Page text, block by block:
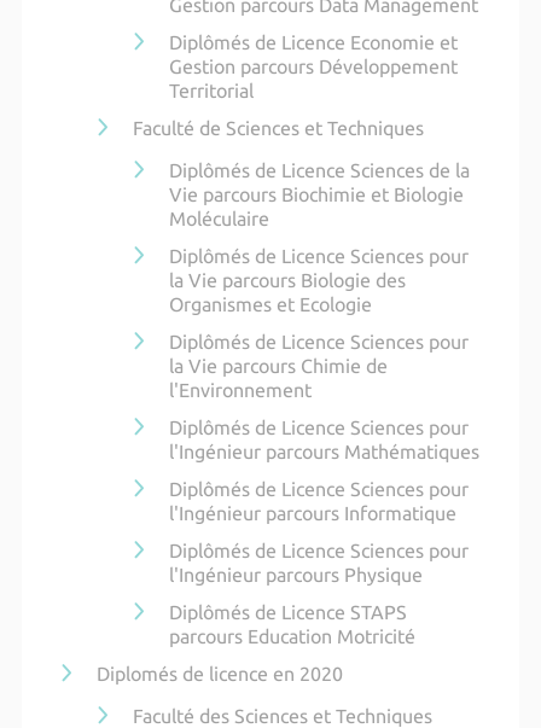
Gestion parcours Data Management
Diplômés de Licence Economie et
Gestion parcours Développement
Territorial
Faculté de Sciences et Techniques
Diplômés de Licence Sciences de la
Vie parcours Biochimie et Biologie
Moléculaire
Diplômés de Licence Sciences pour
la Vie parcours Biologie des
Organismes et Ecologie
Diplômés de Licence Sciences pour
la Vie parcours Chimie de
l'Environnement
Diplômés de Licence Sciences pour
l'Ingénieur parcours Mathématiques
Diplômés de Licence Sciences pour
l'Ingénieur parcours Informatique
Diplômés de Licence Sciences pour
l'Ingénieur parcours Physique
Diplômés de Licence STAPS
parcours Education Motricité
Diplomés de licence en 2020
Faculté des Sciences et Techniques